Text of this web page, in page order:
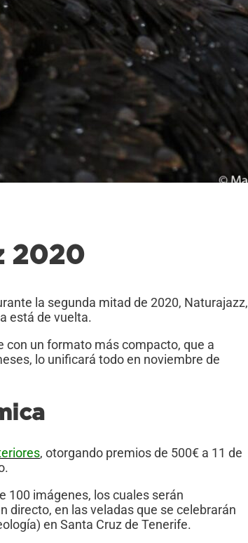
2020
la segunda mitad de 2020, Naturajazz,
está de vuelta.
con un formato más compacto, que a
lo unificará todo en noviembre de
, otorgando premios de 500€ a 11 de
100 imágenes, los cuales serán
directo, en las veladas que se celebrarán
en Santa Cruz de Tenerife.